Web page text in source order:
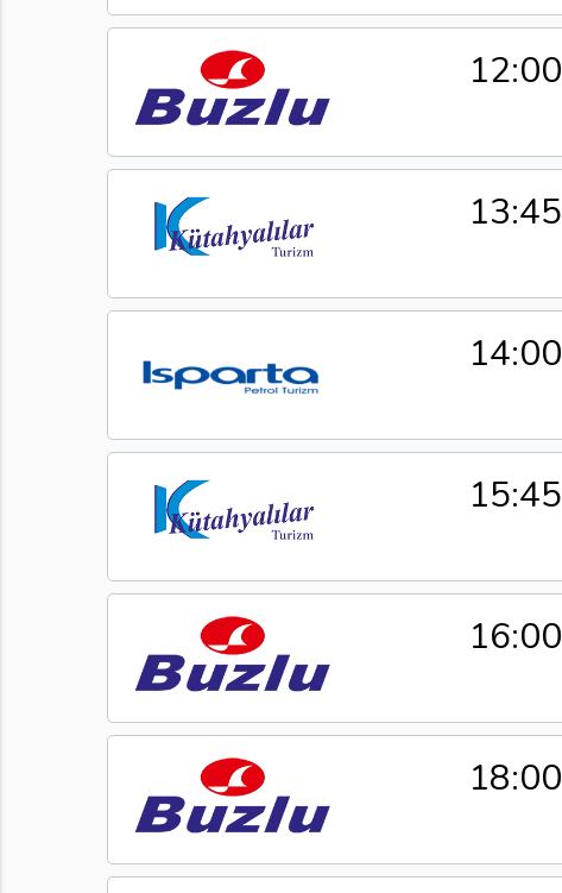
12:00
13:45
14:00
15:45
16:00
18:00